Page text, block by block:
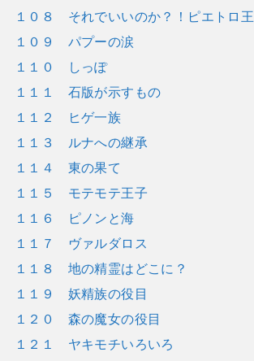
１０８ それでいいのか？！ピエトロ王
１０９ パプーの涙
１１０ しっぽ
１１１ 石版が示すもの
１１２ ヒゲ一族
１１３ ルナへの継承
１１４ 東の果て
１１５ モテモテ王子
１１６ ピノンと海
１１７ ヴァルダロス
１１８ 地の精霊はどこに？
１１９ 妖精族の役目
１２０ 森の魔女の役目
１２１ ヤキモチいろいろ